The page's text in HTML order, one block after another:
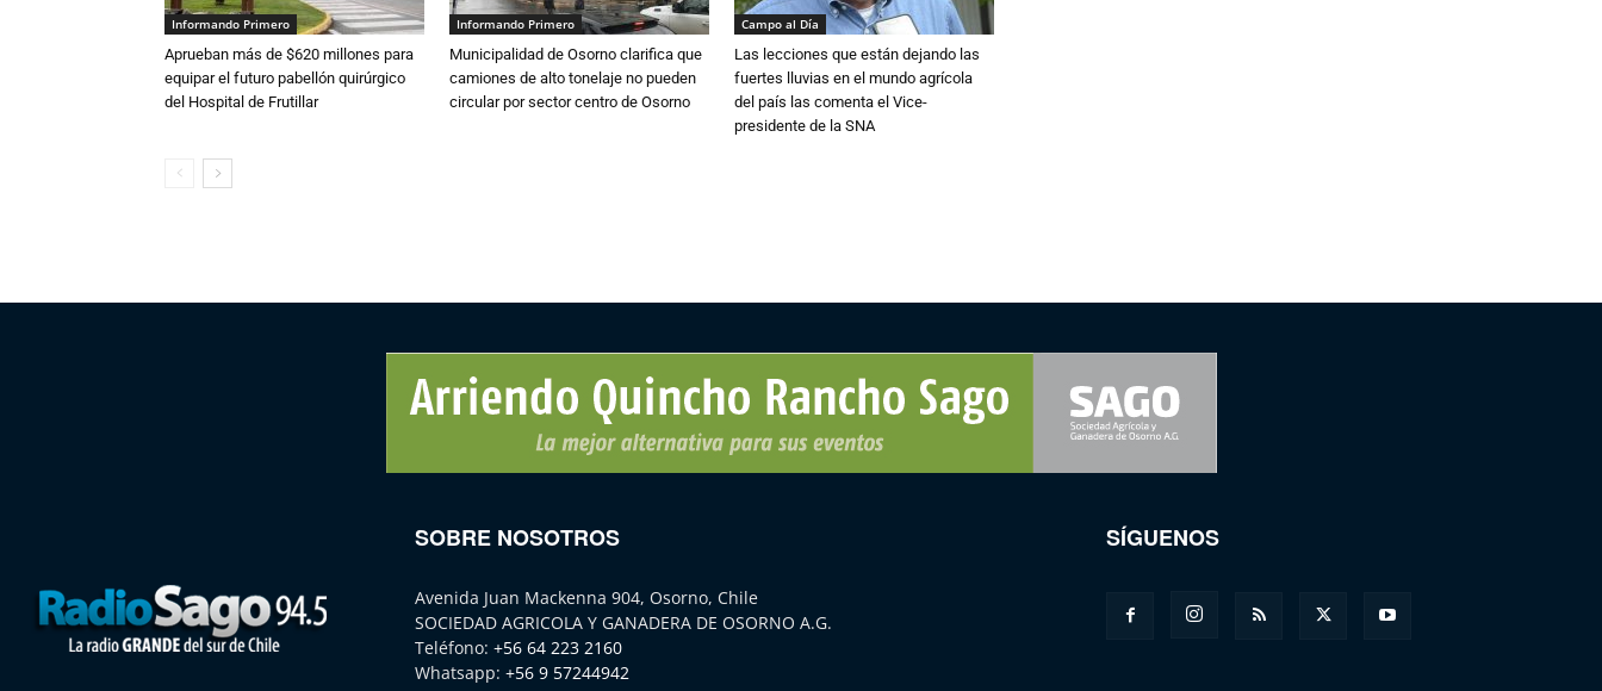
Informando Primero
Aprueban más de $620 millones para
equipar el futuro pabellón quirúrgico
del Hospital de Frutillar
Informando Primero
Municipalidad de Osorno clarifica que
camiones de alto tonelaje no pueden
circular por sector centro de Osorno
Campo al Día
Las lecciones que están dejando las
fuertes lluvias en el mundo agrícola
del país las comenta el Vice-
presidente de la SNA
SOBRE NOSOTROS
Avenida Juan Mackenna 904, Osorno, Chile
SOCIEDAD AGRICOLA Y GANADERA DE OSORNO A.G.
Teléfono: +56 64 223 2160
Whatsapp: +56 9 57244942
SÍGUENOS